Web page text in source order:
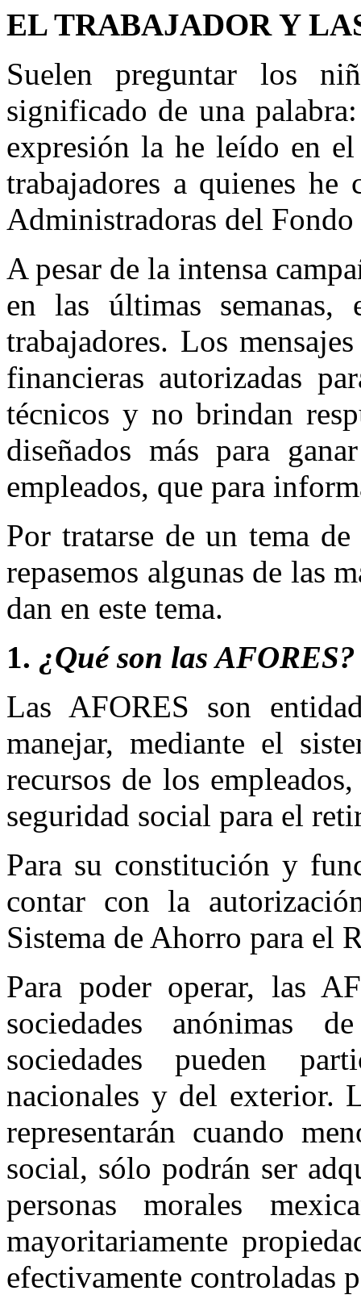
EL TRABAJADOR Y
Suelen preguntar los
significado de una
expresión la he leído en
trabajadores a quienes he
Administradoras del
A pesar de la intensa
en las últimas semanas,
trabajadores. Los
financieras autorizadas
técnicos y no brindan
diseñados más para
empleados, que para
Por tratarse de un tema
repasemos algunas de las
dan en este tema.
1. ¿Qué son las AFORES?
Las AFORES son
manejar, mediante el
recursos de los
seguridad social para el
Para su constitución y
contar con la
Sistema de Ahorro para el
Para poder operar, las
sociedades anónimas
sociedades pueden
nacionales y del exterior.
representarán cuando
social, sólo podrán ser
personas morales
mayoritariamente
efectivamente controladas